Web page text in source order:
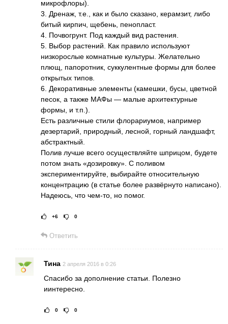
микрофлоры).
3. Дренаж, т.е., как и было сказано, керамзит, либо
битый кирпич, щебень, пенопласт.
4. Почвогрунт. Под каждый вид растения.
5. Выбор растений. Как правило используют
низкорослые комнатные культуры. Желательно
плющ, папоротник, суккулентные формы для более
открытых типов.
6. Декоративные элементы (камешки, бусы, цветной
песок, а также МАФы — малые архитектурные
формы, и т.п.).
Есть различные стили флорариумов, например
дезертарий, природный, лесной, горный ландшафт,
абстрактный.
Полив лучше всего осуществляйте шприцом, будете
потом знать «дозировку». С поливом
экспериментируйте, выбирайте относительную
концентрацию (в статье более развёрнуто написано).
Надеюсь, что чем-то, но помог.
Рейтинг статьи:
+6 0
Ответить
Тина 2 апреля 2016 в 0:26
Cпасибо за дополнение статьи. Полезно
иинтересно.
Рейтинг статьи:
0 0